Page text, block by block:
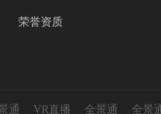
荣誉资质
通 VR直播 全景通 全景